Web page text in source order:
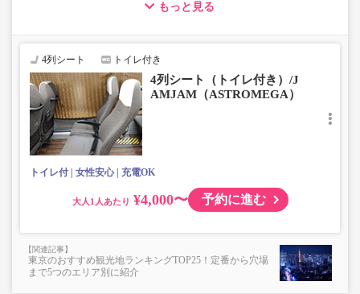
■トランクにてお預かりできる荷物
・3辺合計160cm以内、かつ10kg以下のものをおひとり様1
■お預かりできない荷物（貴重品以外は車内持ち込みも不
可）
楽器・自転車（折りたたみ含む）・ボード等の大きな荷
物、壊れ物、危険物、貴重品、ペット、
上記「トランクにてお預かりできる荷物」の条件を満たさ
もっと見る
4列シート トイレ付き
4列シート（トイレ付き）/J
AMJAM（ASTROMEGA）
トイレ付 女性安心 充電OK
大人 ¥4,000〜 予約に進む
東京のおすすめ観光地ランキングTOP25！定番から穴場
まで5つのエリア別に紹介